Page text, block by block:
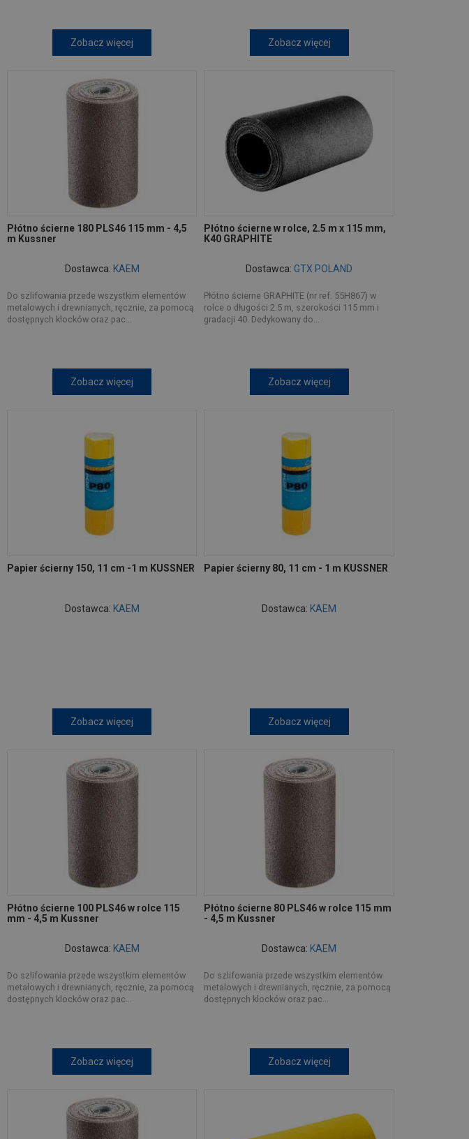
Zobacz więcej Zobacz więcej
Płótno ścierne 180 PLS46 115 mm - 4,5
m Kussner
Dostawca: KAEM
Do szlifowania przede wszystkim elementów
metalowych i drewnianych, ręcznie, za pomocą
dostępnych klocków oraz pac...
Zobacz więcej
Płótno ścierne w rolce, 2.5 m x 115 mm,
K40 GRAPHITE
Dostawca: GTX POLAND
Płótno ścierne GRAPHITE (nr ref. 55H867) w
rolce o długości 2.5 m, szerokości 115 mm i
gradacji 40. Dedykowany do...
Zobacz więcej
Papier ścierny 150, 11 cm -1 m KUSSNER
Dostawca: KAEM
Zobacz więcej
Papier ścierny 80, 11 cm - 1 m KUSSNER
Dostawca: KAEM
Zobacz więcej
Płótno ścierne 100 PLS46 w rolce 115
mm - 4,5 m Kussner
Dostawca: KAEM
Do szlifowania przede wszystkim elementów
metalowych i drewnianych, ręcznie, za pomocą
dostępnych klocków oraz pac...
Zobacz więcej
Płótno ścierne 80 PLS46 w rolce 115 mm
- 4,5 m Kussner
Dostawca: KAEM
Do szlifowania przede wszystkim elementów
metalowych i drewnianych, ręcznie, za pomocą
dostępnych klocków oraz pac...
Zobacz więcej